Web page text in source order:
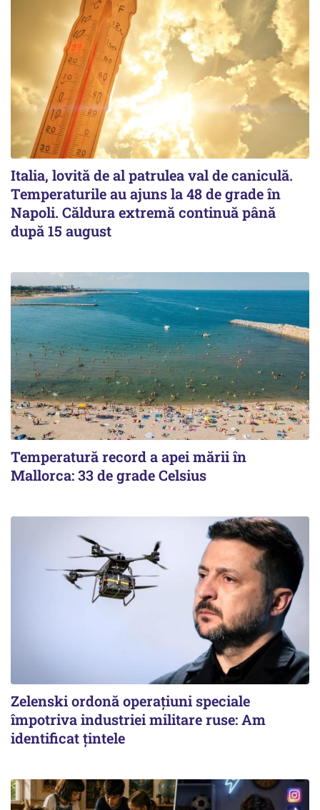
Italia, lovită de al patrulea val de caniculă.
Temperaturile au ajuns la 48 de grade în
Napoli. Căldura extremă continuă până
după 15 august
Temperatură record a apei mării în
Mallorca: 33 de grade Celsius
Zelenski ordonă operațiuni speciale
împotriva industriei militare ruse: Am
identificat țintele